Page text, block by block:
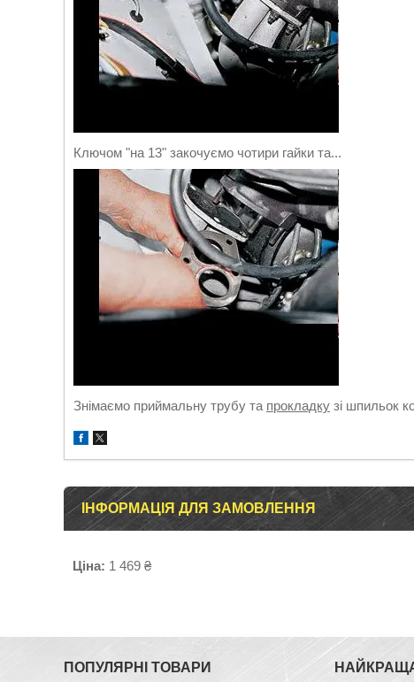
Ключом "на 13" закочуємо чотири гайки та...
Знімаємо приймальну трубу та прокладку зі шпильок
ІНФОРМАЦІЯ ДЛЯ ЗАМОВЛЕННЯ
Ціна: 1 469 ₴
ПОПУЛЯРНІ ТОВАРИ